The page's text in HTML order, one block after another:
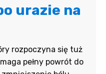
urazie na
rozpoczyna się tuż
pełny powrót do